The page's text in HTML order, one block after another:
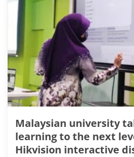
Malaysian university
learning to the next
Hikvision interactive